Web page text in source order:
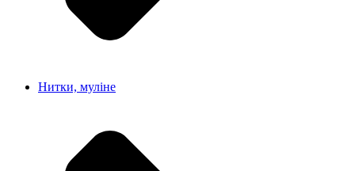
Нитки, муліне